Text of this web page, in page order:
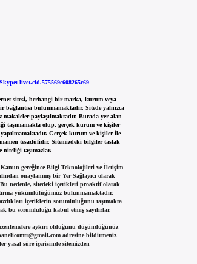
Skype: live:.cid.575569c608265c69
sitesi, herhangi bir marka, kurum veya
bağlantısı bulunmamaktadır. Sitede yalnızca
makaleler paylaşılmaktadır. Burada yer alan
taşımamakta olup, gerçek kurum ve kişiler
Gerçek kurum ve kişiler ile
tesadüfidir. Sitemizdeki bilgiler taslak
niteliği taşımazlar.
Kanun gereğince Bilgi Teknolojileri ve İletişim
onaylanmış bir Yer Sağlayıcı olarak
nedenle, sitedeki içerikleri proaktif olarak
yükümlülüğümüz bulunmamaktadır.
içeriklerin sorumluluğunu taşımakta
bu sorumluluğu kabul etmiş sayılırlar.
aykırı olduğunu düşündüğünüz
adresine bildirmeniz
yasal süre içerisinde sitemizden